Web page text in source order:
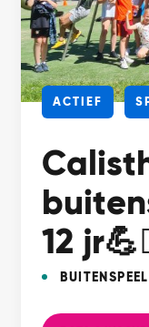
ACTIEF
12